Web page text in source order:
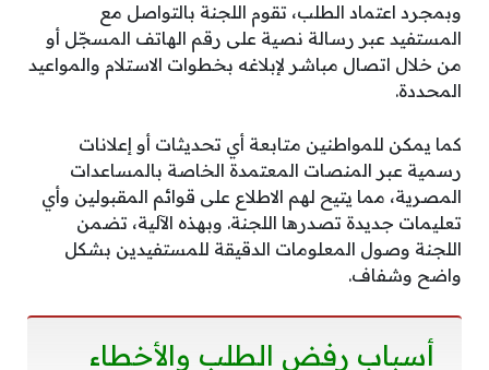
وبمجرد اعتماد الطلب، تقوم اللجنة بالتواصل مع
المستفيد عبر رسالة نصية على رقم الهاتف المسجّل أو
من خلال اتصال مباشر لإبلاغه بخطوات الاستلام والمواعيد
المحددة.
كما يمكن للمواطنين متابعة أي تحديثات أو إعلانات
رسمية عبر المنصات المعتمدة الخاصة بالمساعدات
المصرية، مما يتيح لهم الاطلاع على قوائم المقبولين وأي
تعليمات جديدة تصدرها اللجنة. وبهذه الآلية، تضمن
اللجنة وصول المعلومات الدقيقة للمستفيدين بشكل
واضح وشفاف.
أسباب رفض الطلب والأخطاء